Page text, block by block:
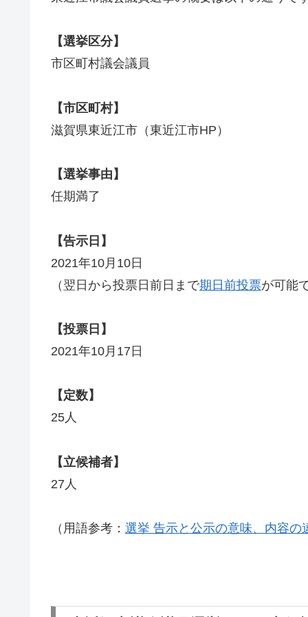
【選挙区分】
市区町村議会議員
【市区町村】
滋賀県東近江市（東近江市HP）
【選挙事由】
任期満了
【告示日】
2021年10月10日
（翌日から投票日前日まで期日前投票が可能
【投票日】
2021年10月17日
【定数】
25人
【立候補者】
27人
（用語参考： 選挙 告示と公示の意味、内容の